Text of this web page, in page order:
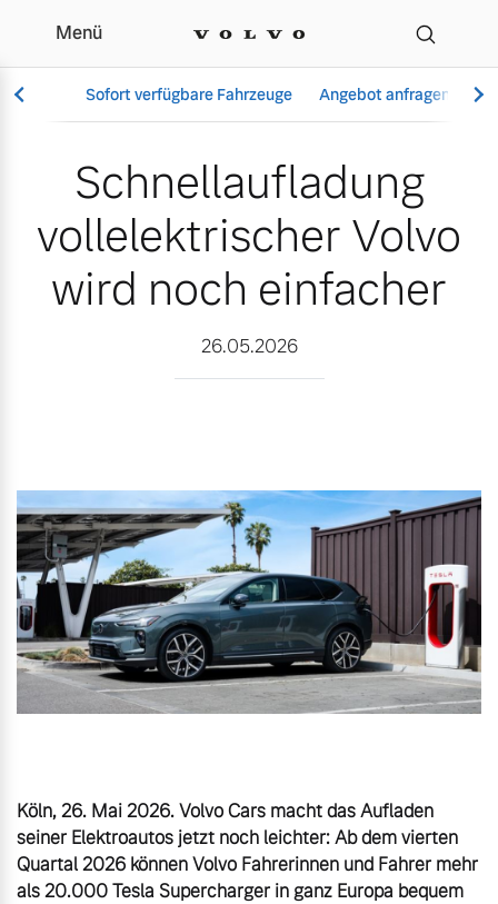
Schnellaufladung
Menü
Sofort verfügbare Fahrzeuge Angebot anfragen
Vollelektrisch
6 Modelle
Mild-Hybrid
4 Modelle
Editionsmodelle
Konnektivität
Aktuelle Angebote
Geschäftskunden
Volvo Gebrauchtwagenbörse
Gebrauchtwagen
Aktuelle Zubehörangebote
Aktuelle Serviceangebote
Service by Volvo
Unser Team
Kontakt und Anfahrt
Unsere News & Events
Schnellaufladung
vollelektrischer Volvo
wird noch einfacher
26.05.2026
Köln, 26. Mai 2026. Volvo Cars macht das Aufladen
seiner Elektroautos jetzt noch leichter: Ab dem vierten
Quartal 2026 können Volvo Fahrerinnen und Fahrer mehr
als 20.000 Tesla Supercharger in ganz Europa bequem